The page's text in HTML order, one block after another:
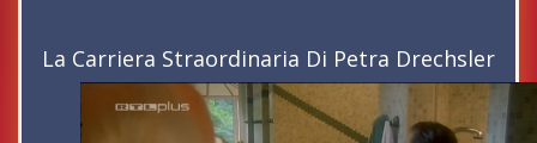
La Carriera Straordinaria Di Petra Drechsler